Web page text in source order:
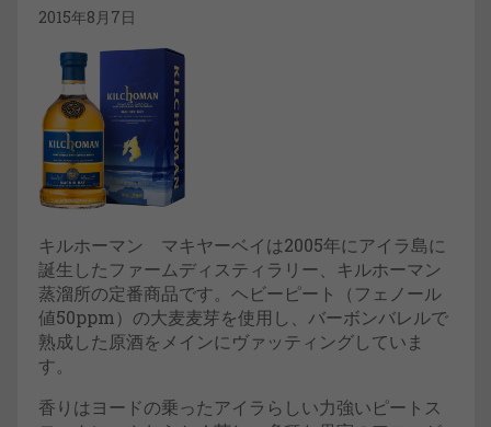
2015年8月7日
キルホーマン マキヤーベイは2005年にアイラ島に
誕生したファームディスティラリー、キルホーマン
蒸溜所の定番商品です。ヘビーピート（フェノール
値50ppm）の大麦麦芽を使用し、バーボンバレルで
熟成した原酒をメインにヴァッティングしていま
す。
香りはヨードの乗ったアイラらしい力強いピートス